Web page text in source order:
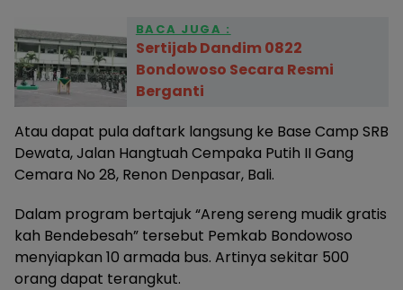
BACA JUGA :
Sertijab Dandim 0822
Bondowoso Secara Resmi
Berganti
Atau dapat pula daftark langsung ke Base Camp SRB
Dewata, Jalan Hangtuah Cempaka Putih II Gang
Cemara No 28, Renon Denpasar, Bali.
Dalam program bertajuk “Areng sereng mudik gratis
kah Bendebesah” tersebut Pemkab Bondowoso
menyiapkan 10 armada bus. Artinya sekitar 500
orang dapat terangkut.